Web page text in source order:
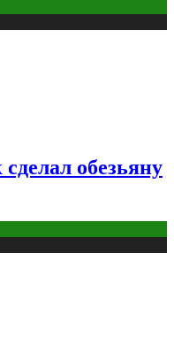
обезьяну